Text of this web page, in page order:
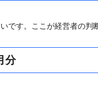
です。ここが経営者の判
分